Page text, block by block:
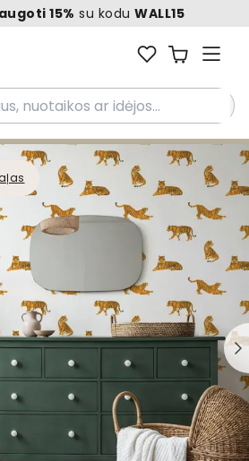
15% su kodu WALL15
ar idėjos...